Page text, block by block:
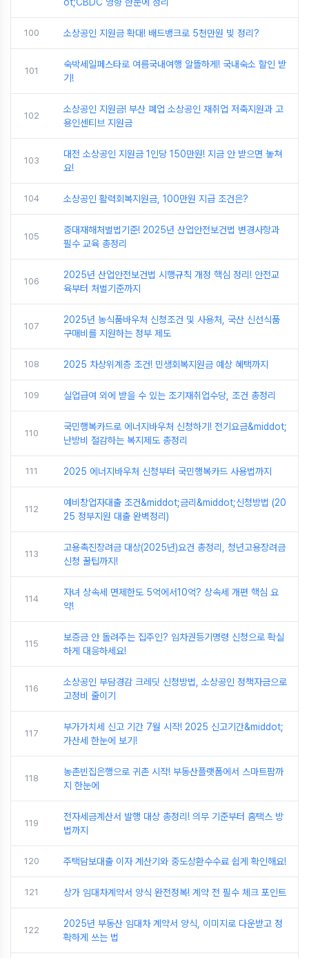
100 소상공인 지원금 확대! 배드뱅크로 5천만원 빚 정리?
101
숙박세일페스타로 여름국내여행 알뜰하게! 국내숙소 할인 받
기!
102
소상공인 지원금! 부산 폐업 소상공인 재취업 저축지원과 고
용인센티브 지원금
103
대전 소상공인 지원금 1인당 150만원! 지금 안 받으면 놓쳐
요!
104 소상공인 활력회복지원금, 100만원 지급 조건은?
105
중대재해처벌법기준! 2025년 산업안전보건법 변경사항과
필수 교육 총정리
106
2025년 산업안전보건법 시행규칙 개정 핵심 정리! 안전교
육부터 처벌기준까지
107
2025년 농식품바우처 신청조건 및 사용처, 국산 신선식품
구매비를 지원하는 정부 제도
108 2025 차상위계층 조건! 민생회복지원금 예상 혜택까지
109 실업급여 외에 받을 수 있는 조기재취업수당, 조건 총정리
110
국민행복카드로 에너지바우처 신청하기! 전기요금&middot;
난방비 절감하는 복지제도 총정리
111 2025 에너지바우처 신청부터 국민행복카드 사용법까지
112
예비창업자대출 조건&middot;금리&middot;신청방법 (20
25 정부지원 대출 완벽정리)
113
고용촉진장려금 대상(2025년)요건 총정리, 청년고용장려금
신청 꿀팁까지!
114
자녀 상속세 면제한도 5억에서10억? 상속세 개편 핵심 요
약!
115
보증금 안 돌려주는 집주인? 임차권등기명령 신청으로 확실
하게 대응하세요!
116
소상공인 부담경감 크레딧 신청방법, 소상공인 정책자금으로
고정비 줄이기
117
부가가치세 신고 기간 7월 시작! 2025 신고기간&middot;
가산세 한눈에 보기!
118
농촌빈집은행으로 귀촌 시작! 부동산플랫폼에서 스마트팜까
지 한눈에
119
전자세금계산서 발행 대상 총정리! 의무 기준부터 홈택스 방
법까지
120 주택담보대출 이자 계산기와 중도상환수수료 쉽게 확인해요!
121 상가 임대차계약서 양식 완전정복! 계약 전 필수 체크 포인트
122
2025년 부동산 임대차 계약서 양식, 이미지로 다운받고 정
확하게 쓰는 법